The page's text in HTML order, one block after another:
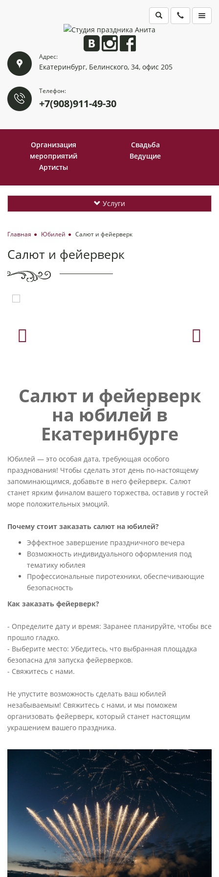
ПОРТФОЛИО
КОНТАКТЫ
Адрес:
Екатеринбург, Белинского, 34, офис 205
Телефон:
+7(908)911-49-30
Организация
мероприятий
Свадьба
Ведущие
Артисты
Услуги
Главная Юбилей Салют и фейерверк
Салют и фейерверк
Салют и фейерверк
на юбилей в
Екатеринбурге
Юбилей — это особая дата, требующая особого
празднования! Чтобы сделать этот день по-настоящему
запоминающимся, добавьте в него фейерверк. Салют
станет ярким финалом вашего торжества, оставив у гостей
море положительных эмоций.
Почему стоит заказать салют на юбилей?
Эффектное завершение праздничного вечера
Возможность индивидуального оформления под
тематику юбилея
Профессиональные пиротехники, обеспечивающие
безопасность
Как заказать фейерверк?
- Определите дату и время: Заранее планируйте, чтобы все
прошло гладко.
- Выберите место: Убедитесь, что выбранная площадка
безопасна для запуска фейерверков.
- Свяжитесь с нами.
Не упустите возможность сделать ваш юбилей
незабываемым! Свяжитесь с нами, и мы поможем
организовать фейерверк, который станет настоящим
украшением вашего праздника.